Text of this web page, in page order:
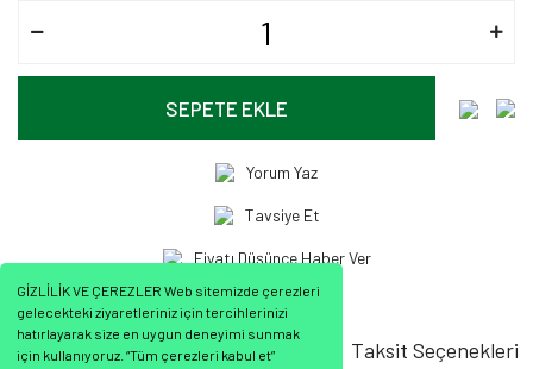
GİZLİLİK VE ÇEREZLER Web sitemizde çerezleri
gelecekteki ziyaretleriniz için tercihlerinizi
hatırlayarak size en uygun deneyimi sunmak
için kullanıyoruz. “Tüm çerezleri kabul et”
SEPETE EKLE
Yorum Yaz
Tavsiye Et
Fiyatı Düşünce Haber Ver
Ürün Bilgisi Ürün Yorumları Taksit Seçenekleri